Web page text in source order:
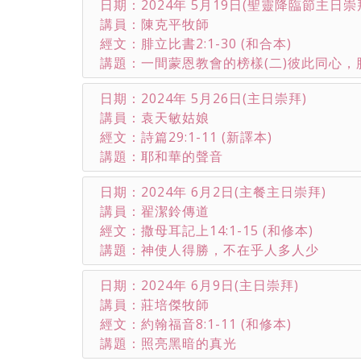
日期：2024年 5月19日(聖靈降臨節主日崇
講員：陳克平牧師
經文：腓立比書2:1-30 (和合本)
講題：一間蒙恩教會的榜樣(二)彼此同心，
日期：2024年 5月26日(主日崇拜)
講員：袁天敏姑娘
經文：詩篇29:1-11 (新譯本)
講題：耶和華的聲音
日期：2024年 6月2日(主餐主日崇拜)
講員：翟潔鈴傳道
經文：撒母耳記上14:1-15 (和修本)
講題：神使人得勝，不在乎人多人少
日期：2024年 6月9日(主日崇拜)
講員：莊培傑牧師
經文：約翰福音8:1-11 (和修本)
講題：照亮黑暗的真光